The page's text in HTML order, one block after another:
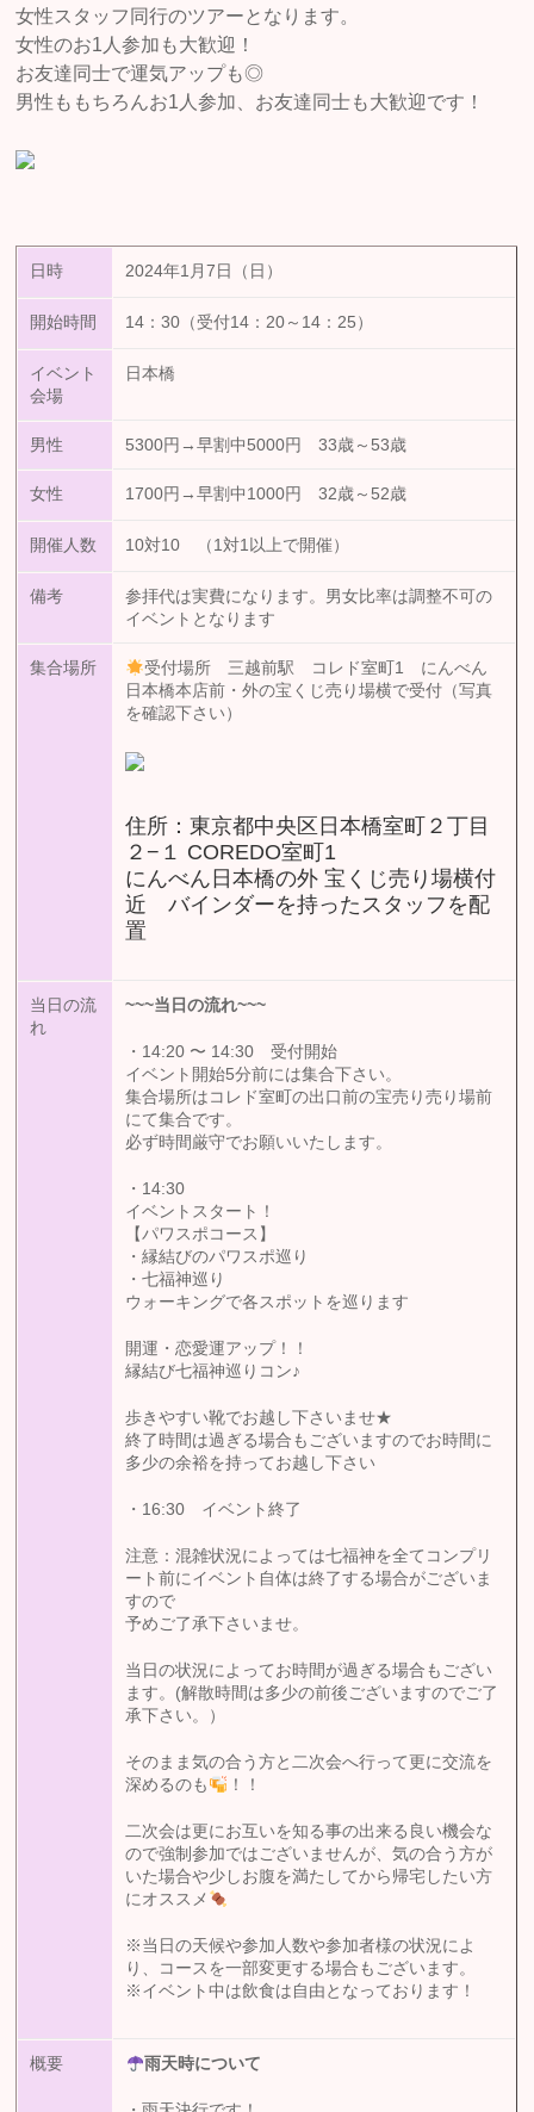
女性スタッフ同行のツアーとなります。
女性のお1人参加も大歓迎！
お友達同士で運気アップも◎
男性ももちろんお1人参加、お友達同士も大歓迎です！
日時 2024年1月7日（日）
開始時間 14：30（受付14：20～14：25）
イベント
会場
日本橋
男性 5300円→早割中5000円 33歳～53歳
女性 1700円→早割中1000円 32歳～52歳
開催人数 10対10 （1対1以上で開催）
備考
参拝代は実費になります。男女比率は調整不可の
イベントとなります
集合場所
受付場所 三越前駅 コレド室町1 にんべん
日本橋本店前・外の宝くじ売り場横で受付（写真
を確認下さい）
住所：東京都中央区日本橋室町２丁目
２−１ COREDO室町1
にんべん日本橋の外 宝くじ売り場横付
近 バインダーを持ったスタッフを配
置
当日の流
れ
~~~当日の流れ~~~
・14:20 〜 14:30 受付開始
イベント開始5分前には集合下さい。
集合場所はコレド室町の出口前の宝売り売り場前
にて集合です。
必ず時間厳守でお願いいたします。
・14:30
イベントスタート！
【パワスポコース】
・縁結びのパワスポ巡り
・七福神巡り
ウォーキングで各スポットを巡ります
開運・恋愛運アップ！！
縁結び七福神巡りコン♪
歩きやすい靴でお越し下さいませ★
終了時間は過ぎる場合もございますのでお時間に
多少の余裕を持ってお越し下さい
・16:30 イベント終了
注意：混雑状況によっては七福神を全てコンプリ
ート前にイベント自体は終了する場合がございま
すので
予めご了承下さいませ。
当日の状況によってお時間が過ぎる場合もござい
ます。(解散時間は多少の前後ございますのでご了
承下さい。）
そのまま気の合う方と二次会へ行って更に交流を
深めるのも
！！
二次会は更にお互いを知る事の出来る良い機会な
ので強制参加ではございませんが、気の合う方が
いた場合や少しお腹を満たしてから帰宅したい方
にオススメ
※当日の天候や参加人数や参加者様の状況によ
り、コースを一部変更する場合もございます。
※イベント中は飲食は自由となっております！
概要 雨天時について